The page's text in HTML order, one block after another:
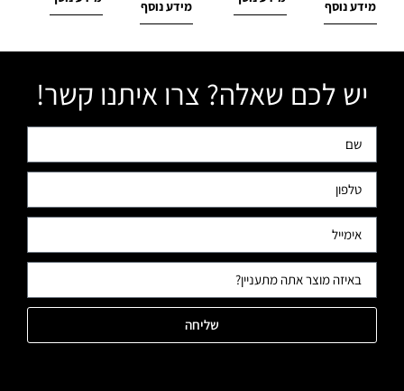
מידע נוסף מידע נוסף
יש לכם שאלה? צרו איתנו קשר!
שליחה